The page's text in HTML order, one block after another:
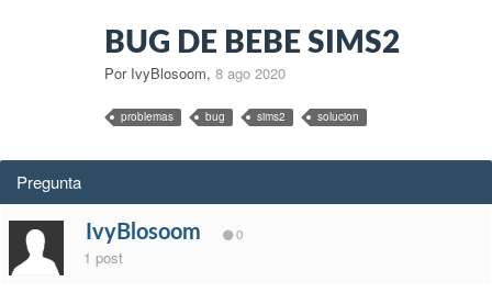
BUG DE BEBE SIMS2
Por IvyBlosoom, 8 ago 2020
problemas bug sims2 solucion
Pregunta
IvyBlosoom 0
1 post